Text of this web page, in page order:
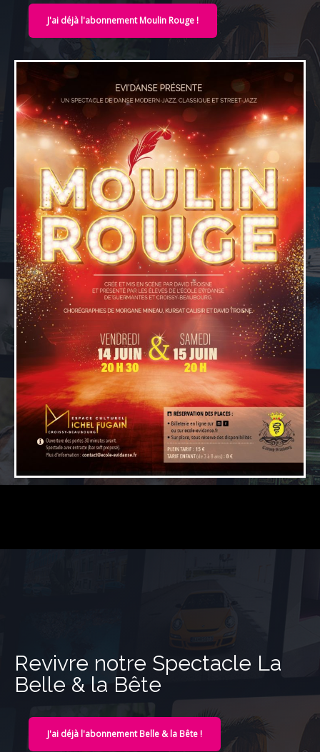
J'ai déjà l'abonnement Moulin Rouge !
Revivre notre Spectacle La
Belle & la Bête
J'ai déjà l'abonnement Belle & la Bête !